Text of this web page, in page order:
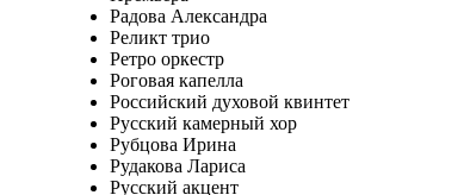
Радова Александра
Реликт трио
Ретро оркестр
Роговая капелла
Российский духовой квинтет
Русский камерный хор
Рубцова Ирина
Рудакова Лариса
Русский акцент